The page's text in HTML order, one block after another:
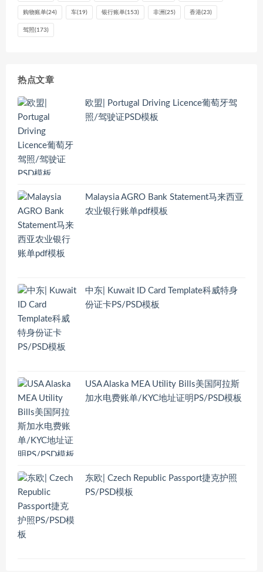
购物账单(24) 车(19) 银行账单(153) 非洲 (25) 香港(23)
驾照(173)
热点文章
欧盟| Portugal Driving Licence葡萄牙驾
照/驾驶证PSD模板
Malaysia AGRO Bank Statement马来西亚
农业银行账单pdf模板
中东| Kuwait ID Card Template科威特身
份证卡PS/PSD模板
USA Alaska MEA Utility Bills美国阿拉斯
加水电费账单/KYC地址证明PS/PSD模板
东欧| Czech Republic Passport捷克护照
PS/PSD模板